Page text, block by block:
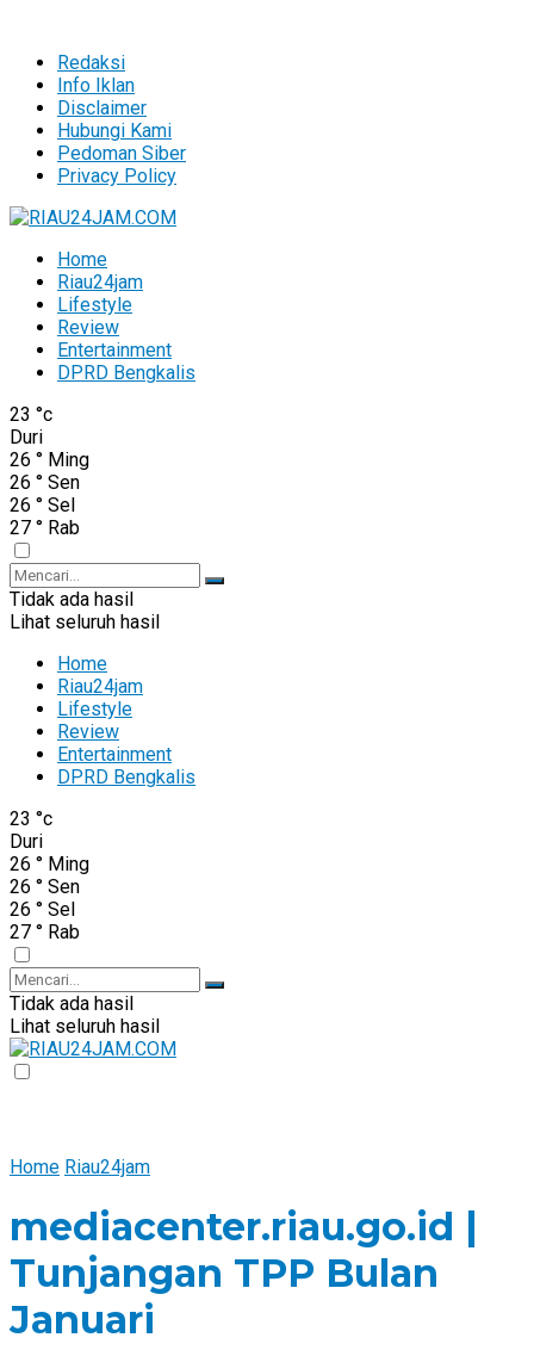
Redaksi
Info Iklan
Disclaimer
Hubungi Kami
Pedoman Siber
Privacy Policy
Home
Riau24jam
Lifestyle
Review
Entertainment
DPRD Bengkalis
23 °c
Duri
26 ° Ming
26 ° Sen
26 ° Sel
27 ° Rab
Tidak ada hasil
Lihat seluruh hasil
Home
Riau24jam
Lifestyle
Review
Entertainment
DPRD Bengkalis
23 °c
Duri
26 ° Ming
26 ° Sen
26 ° Sel
27 ° Rab
Tidak ada hasil
Lihat seluruh hasil
Home Riau24jam
mediacenter.riau.go.id |
Tunjangan TPP Bulan
Januari